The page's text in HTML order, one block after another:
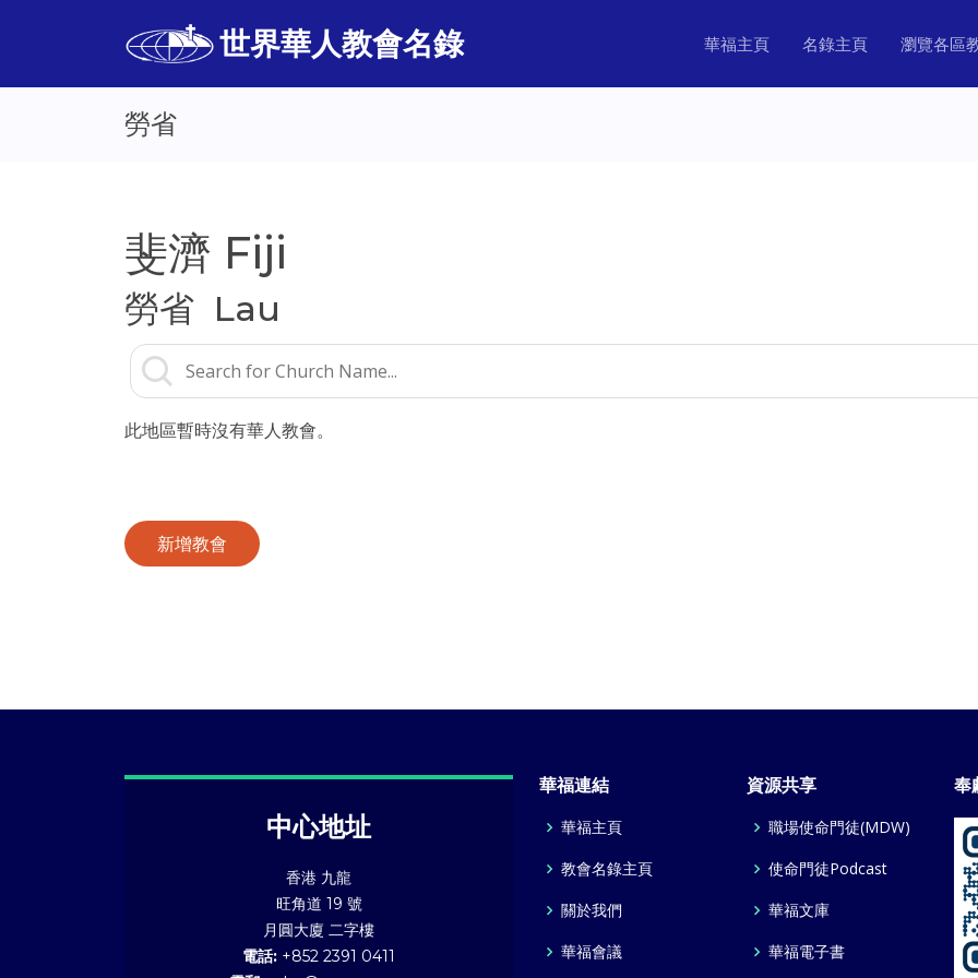
世界華人教會名錄 華福主頁 名錄主頁 瀏覽各區
勞省
斐濟 Fiji
勞省 Lau
此地區暫時沒有華人教會。
新增教會
中心地址
香港 九龍
旺角道 19 號
月圓大廈 二字樓
電話: +852 2391 0411
華福連結
華福主頁
教會名錄主頁
關於我們
華福會議
資源共享
職場使命門徒(MDW)
使命門徒Podcast
華福文庫
華福電子書
奉